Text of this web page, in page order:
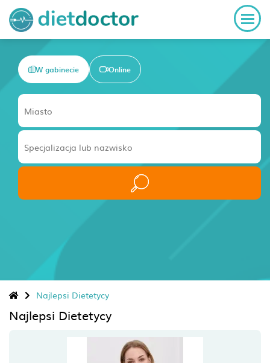
W gabinecie Online
Najlepsi Dietetycy
Najlepsi Dietetycy